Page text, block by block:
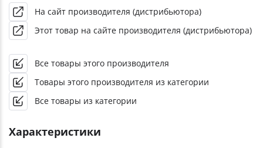
На сайт производителя (дистрибьютора)
Этот товар на сайте производителя (дистрибьютора)
Все товары этого производителя
Товары этого производителя из категории
Все товары из категории
Характеристики